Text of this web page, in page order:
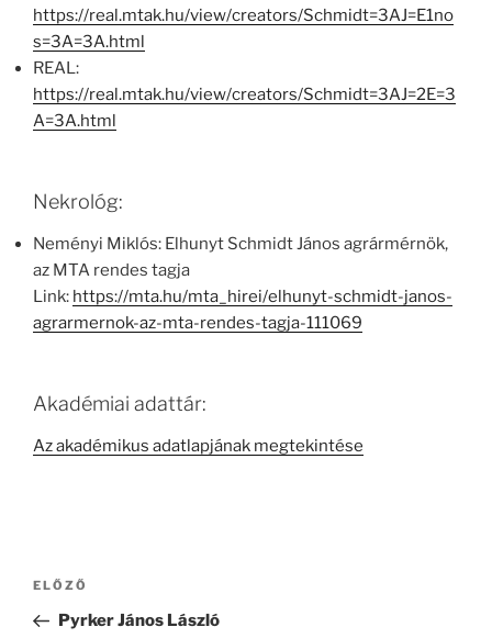
https://real.mtak.hu/view/creators/Schmidt=3AJ=E1no
s=3A=3A.html
REAL:
https://real.mtak.hu/view/creators/Schmidt=3AJ=2E=3
A=3A.html
Nekrológ:
Neményi Miklós: Elhunyt Schmidt János agrármérnök,
az MTA rendes tagja
Link: https://mta.hu/mta_hirei/elhunyt-schmidt-janos-
agrarmernok-az-mta-rendes-tagja-111069
Akadémiai adattár:
Az akadémikus adatlapjának megtekintése
Bejegyzés
Korábbi
bejegyzés
ELŐZŐ
Pyrker János László